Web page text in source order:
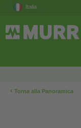
Italia
‹ Torna alla Panoramica